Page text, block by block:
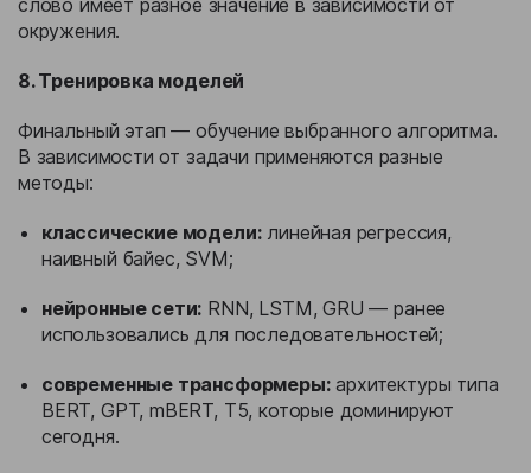
слово имеет разное значение в зависимости от
окружения.
8. Тренировка моделей
Финальный этап — обучение выбранного алгоритма.
В зависимости от задачи применяются разные
методы:
классические модели:линейная регрессия,
наивный байес, SVM;
нейронные сети: RNN, LSTM, GRU — ранее
использовались для последовательностей;
современные трансформеры:архитектуры типа
BERT, GPT, mBERT, T5, которые доминируют
сегодня.